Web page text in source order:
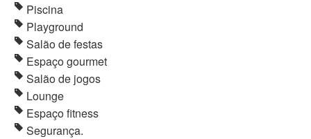
Piscina
Playground
Salão de festas
Espaço gourmet
Salão de jogos
Lounge
Espaço fitness
Segurança.